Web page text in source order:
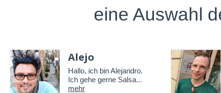
eine Auswahl
Alejo
Hallo, ich bin Alejandro.
Ich gehe gerne Salsa...
mehr